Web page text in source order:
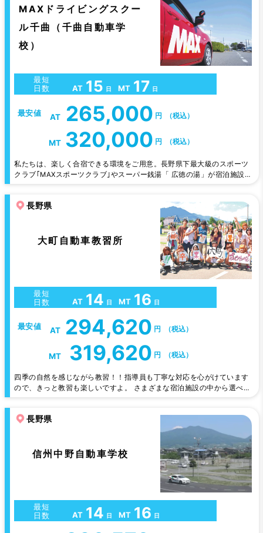
MAXドライビングスクー
ル千曲（千曲自動車学
校）
最短
日数
AT 15 日 MT 17 日
最安値 AT 265,000 円 （税込）
MT 320,000 円 （税込）
私たちは、楽しく合宿できる環境をご用意。長野県下最大級のスポーツ
クラブ｢MAXスポーツクラブ｣やスーパー銭湯「 広徳の湯」が宿泊施設
出来る複合施設。 自動車学校から徒歩5分の場所に24 時間フィットネ
スがオープン。教習の合間にご利用いただけます。 スポーツのあとは、
長野県
大町自動車教習所
最短
日数
AT 14 日 MT 16 日
最安値 AT 294,620 円 （税込）
MT 319,620 円 （税込）
四季の自然を感じながら教習！！指導員も丁寧な対応を心がけています
ので、きっと教習も楽しいですよ。 さまざまな宿泊施設の中から選べる
はヘルシーな料理を提供しています。
長野県
信州中野自動車学校
最短
日数
AT 14 日 MT 16 日